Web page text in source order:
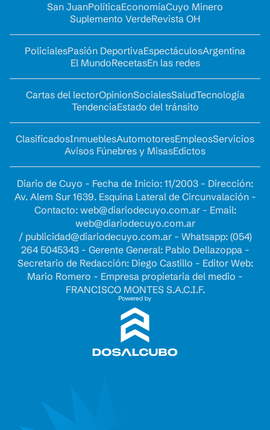
San JuanPolíticaEconomíaCuyo Minero
Suplemento VerdeRevista OH
PolicialesPasión DeportivaEspectáculosArgentina
El MundoRecetasEn las redes
Cartas del lectorOpinionSocialesSaludTecnología
TendenciaEstado del tránsito
ClasificadosInmueblesAutomotoresEmpleosServicios
Avisos Fúnebres y MisasEdictos
Diario de Cuyo - Fecha de Inicio: 11/2003 - Dirección:
Av. Alem Sur 1639. Esquina Lateral de Circunvalación -
Contacto: web@diariodecuyo.com.ar- Email:
web@diariodecuyo.com.ar
/ publicidad@diariodecuyo.com.ar- Whatsapp: (054)
264 5045343 - Gerente General: Pablo Dellazoppa -
Secretario de Redacción: Diego Castillo - Editor Web:
Mario Romero - Empresa propietaria del medio -
FRANCISCO MONTES S.A.C.I.F.